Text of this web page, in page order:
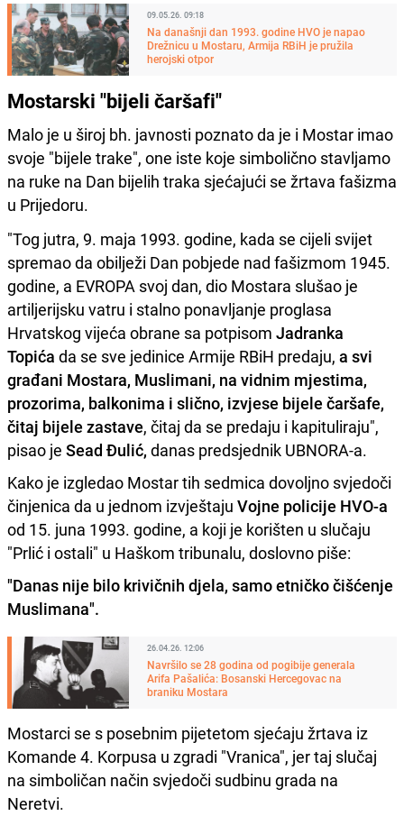
09.05.26. 09:18
Na današnji dan 1993. godine HVO je napao
Drežnicu u Mostaru, Armija RBiH je pružila
herojski otpor
Mostarski "bijeli čaršafi"
Malo je u široj bh. javnosti poznato da je i Mostar imao
svoje "bijele trake", one iste koje simbolično stavljamo
na ruke na Dan bijelih traka sjećajući se žrtava fašizma
u Prijedoru.
"Tog jutra, 9. maja 1993. godine, kada se cijeli svijet
spremao da obilježi Dan pobjede nad fašizmom 1945.
godine, a EVROPA svoj dan, dio Mostara slušao je
artiljerijsku vatru i stalno ponavljanje proglasa
Hrvatskog vijeća obrane sa potpisom Jadranka
Topića da se sve jedinice Armije RBiH predaju, a svi
građani Mostara, Muslimani, na vidnim mjestima,
prozorima, balkonima i slično, izvjese bijele čaršafe,
čitaj bijele zastave, čitaj da se predaju i kapituliraju",
pisao je Sead Đulić, danas predsjednik UBNORA-a.
Kako je izgledao Mostar tih sedmica dovoljno svjedoči
činjenica da u jednom izvještaju Vojne policije HVO-a
od 15. juna 1993. godine, a koji je korišten u slučaju
"Prlić i ostali" u Haškom tribunalu, doslovno piše:
"Danas nije bilo krivičnih djela, samo etničko čišćenje
Muslimana".
26.04.26. 12:06
Navršilo se 28 godina od pogibije generala
Arifa Pašalića: Bosanski Hercegovac na
braniku Mostara
Mostarci se s posebnim pijetetom sjećaju žrtava iz
Komande 4. Korpusa u zgradi "Vranica", jer taj slučaj
na simboličan način svjedoči sudbinu grada na
Neretvi.